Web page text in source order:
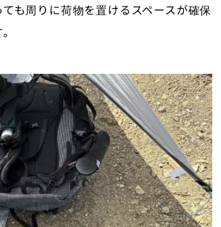
も周りに荷物を置けるスペースが確保